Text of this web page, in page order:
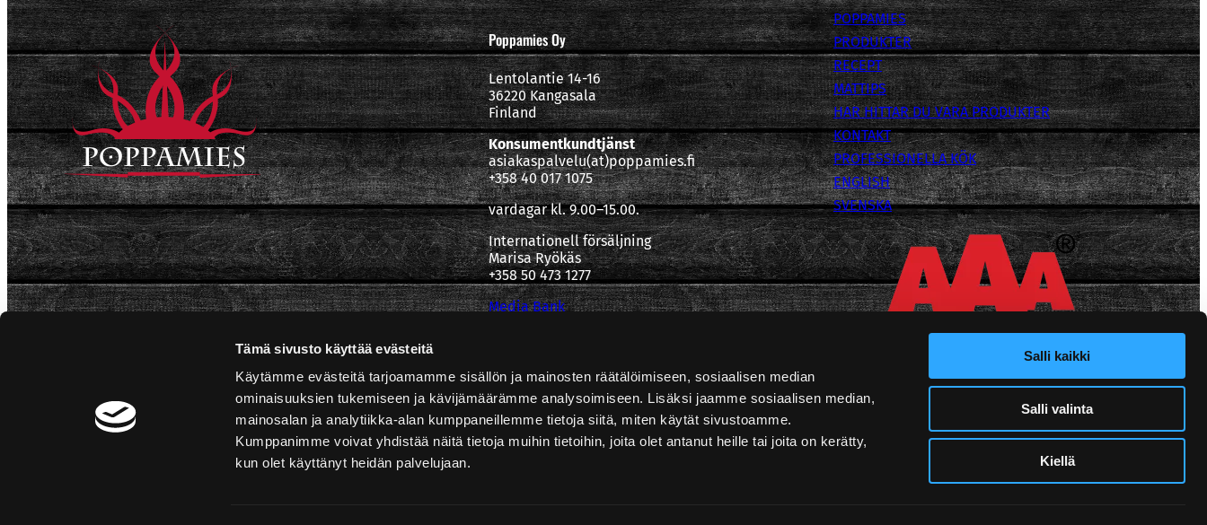
Tämä sivusto käyttää evästeitä
Käytämme evästeitä tarjoamamme sisällön ja mainosten räätälöimiseen, sosiaalisen median
ominaisuuksien tukemiseen ja kävijämäärämme analysoimiseen. Lisäksi jaamme sosiaalisen median,
mainosalan ja analytiikka-alan kumppaneillemme tietoja siitä, miten käytät sivustoamme.
Kumppanimme voivat yhdistää näitä tietoja muihin tietoihin, joita olet antanut heille tai joita on kerätty,
kun olet käyttänyt heidän palvelujaan.
Salli kaikki
Salli valinta
Kiellä
Poppamies Oy
Lentolantie 14-16
36220 Kangasala
Finland
Konsumentkundtjänst
asiakaspalvelu(at)poppamies.fi
+358 40 017 1075
vardagar kl. 9.00–15.00.
Internationell försäljning
Marisa Ryökäs
+358 50 473 1277
Media Bank
POPPAMIES
PRODUKTER
RECEPT
MATTIPS
HAR HITTAR DU VARA PRODUKTER
KONTAKT
PROFESSIONELLA KÖK
ENGLISH
SVENSKA